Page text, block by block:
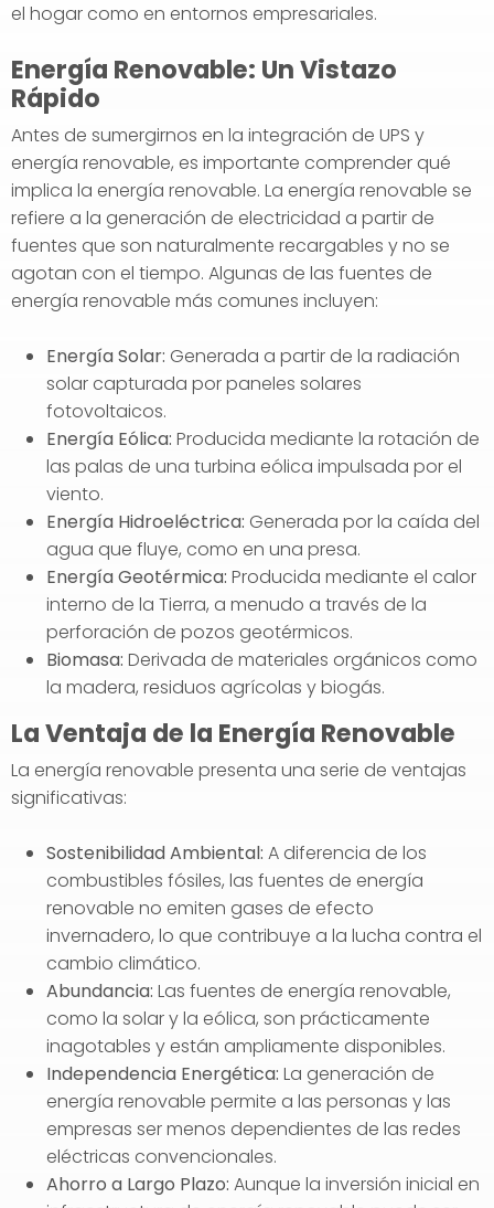
el hogar como en entornos empresariales.
Energía Renovable: Un Vistazo
Rápido
Antes de sumergirnos en la integración de UPS y
energía renovable, es importante comprender qué
implica la energía renovable. La energía renovable se
refiere a la generación de electricidad a partir de
fuentes que son naturalmente recargables y no se
agotan con el tiempo. Algunas de las fuentes de
energía renovable más comunes incluyen:
Energía Solar: Generada a partir de la radiación
solar capturada por paneles solares
fotovoltaicos.
Energía Eólica: Producida mediante la rotación de
las palas de una turbina eólica impulsada por el
viento.
Energía Hidroeléctrica: Generada por la caída del
agua que fluye, como en una presa.
Energía Geotérmica: Producida mediante el calor
interno de la Tierra, a menudo a través de la
perforación de pozos geotérmicos.
Biomasa: Derivada de materiales orgánicos como
la madera, residuos agrícolas y biogás.
La Ventaja de la Energía Renovable
La energía renovable presenta una serie de ventajas
significativas:
Sostenibilidad Ambiental: A diferencia de los
combustibles fósiles, las fuentes de energía
renovable no emiten gases de efecto
invernadero, lo que contribuye a la lucha contra el
cambio climático.
Abundancia: Las fuentes de energía renovable,
como la solar y la eólica, son prácticamente
inagotables y están ampliamente disponibles.
Independencia Energética: La generación de
energía renovable permite a las personas y las
empresas ser menos dependientes de las redes
eléctricas convencionales.
Ahorro a Largo Plazo: Aunque la inversión inicial en